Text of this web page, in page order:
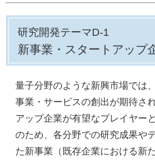
研究開発テーマD-1
新事業・スタートアップ
量子分野のような新興市場では
事業・サービスの創出が期待さ
アップ企業が有望なプレイヤー
のため、各分野での研究成果や
た新事業（既存企業における新